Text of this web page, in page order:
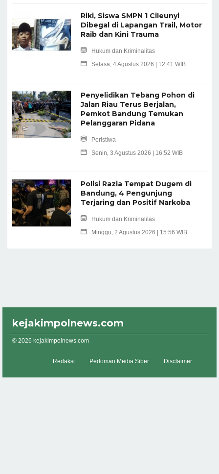
Riki, Siswa SMPN 1 Cileunyi
Dibegal di Lapangan Trail, Motor
Raib dan Kini Trauma
Hukum dan Kriminalitas
Selasa, 4 Agustus 2026 | 12:41 WIB
Penyelidikan Tebang Pohon di
Jalan Riau Terus Berjalan,
Pemkot Bandung Temukan
Pelanggaran Pidana
Peristiwa
Senin, 3 Agustus 2026 | 16:52 WIB
Polisi Razia Tempat Dugem di
Bandung, 4 Pengunjung
Terjaring dan Positif Narkoba
Hukum dan Kriminalitas
Minggu, 2 Agustus 2026 | 15:56 WIB
kejakimpolnews.com
© 2026 kejakimpolnews.com
Redaksi Pedoman Media Siber Disclaimer